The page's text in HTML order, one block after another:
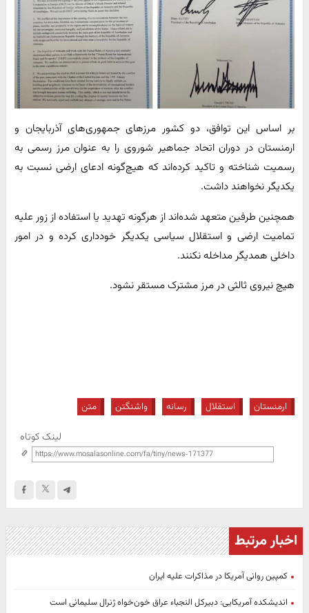
بر اساس این توافق، دو کشور مرزهای جمهوری‌های آذربایجان و
ارمنستان در دوران اتحاد جماهیر شوروی را به عنوان مرز رسمی به
رسمیت شناخته و تاکید کرده‌اند که هیچ‌گونه ادعای ارضی نسبت به
یکدیگر نخواهند داشت.
همچنین طرفین متعهد شده‌اند از هرگونه تهدید یا استفاده از زور علیه
تمامیت ارضی و استقلال سیاسی یکدیگر خودداری کرده و در امور
داخلی همدیگر مداخله نکنند.
هیچ نیروی ثالثی در مرز مشترک مستقر نشود.
ارمنستان استقلال رسانه واشنگتن متن
لینک کوتاه
اخبار مرتبط
کمپین روانی آمریکا در مذاکرات علیه ایران
اندیشکده‌ آمریکایی: دبیرکل النجباء عراق خون‌خواه ژنرال سلیمانی است